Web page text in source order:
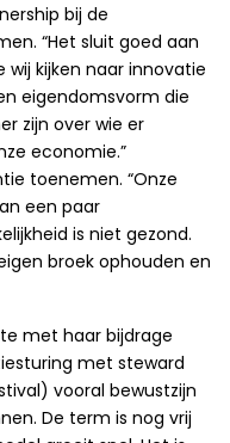
bij de
“Het sluit goed aan
wij kijken naar innovatie
eigendomsvorm die
zijn over wie er
economie.”
toenemen. “Onze
een paar
is niet gezond.
broek ophouden en
met haar bijdrage
met steward
vooral bewustzijn
De term is nog vrij